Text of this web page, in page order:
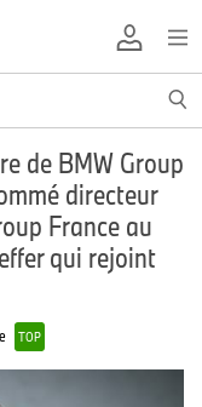
de BMW Group
directeur
France au
qui rejoint
TOP